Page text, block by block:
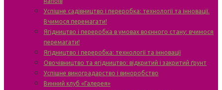
Успішне садівництво і переробка: технології та інновації.
Вчимося перемагати!
Ягідництво і переробка в умовах воєнного стану: вчимося
перемагати!
Ягідництво і переробка: технології та інновації
Овочівництво та ягідництво: відкритий і закритий ґрунт
Успішне виноградарство і виноробство
Винний клуб «Галерея»